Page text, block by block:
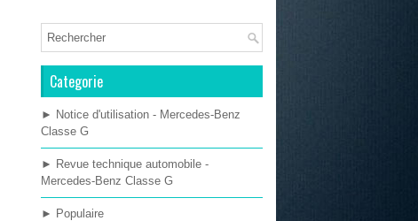
Categorie
► Notice d'utilisation - Mercedes-Benz
Classe G
► Revue technique automobile -
Mercedes-Benz Classe G
► Populaire